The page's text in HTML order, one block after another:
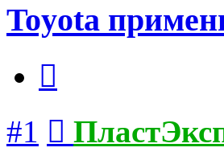
Toyota
#1